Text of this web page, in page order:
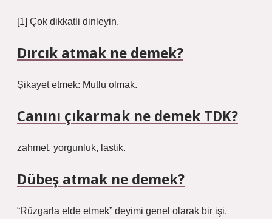
[1] Çok dikkatli dinleyin.
Dırcık atmak ne demek?
Şikayet etmek: Mutlu olmak.
Canını çıkarmak ne demek TDK?
zahmet, yorgunluk, lastik.
Dübeş atmak ne demek?
“Rüzgarla elde etmek” deyimi genel olarak bir işi,